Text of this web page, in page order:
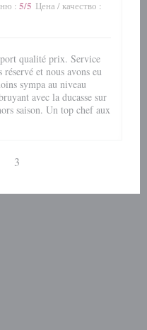
: 5/5 Цена / качество :
qualité prix. Service
et nous avons eu
sympa au niveau
avec la ducasse sur
saison. Un top chef aux
3